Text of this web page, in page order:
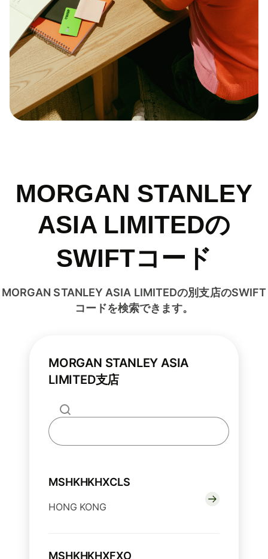
MORGAN STANLEY
ASIA LIMITEDの
SWIFTコード
MORGAN STANLEY ASIA LIMITEDの別支店のSWIFT
コードを検索できます。
MORGAN STANLEY ASIA
LIMITED支店
MSHKHKHXCLS
HONG KONG
MSHKHKHXFXO